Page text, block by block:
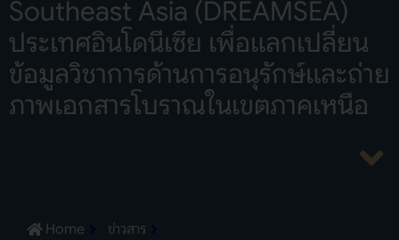
Southeast Asia (DREAMSEA)
ประเทศอินโดนีเซีย เพื่อแลกเปลี่ยน
ข้อมูลวิชาการด้านการอนุรักษ์และถ่าย
ภาพเอกสารโบราณในเขตภาคเหนือ
Home
ข่าวสาร